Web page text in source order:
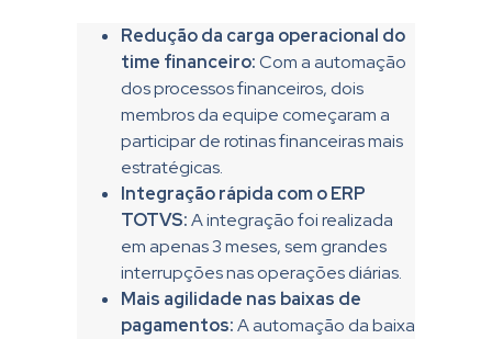
Redução da carga operacional do
time financeiro:Com a automação
dos processos financeiros, dois
membros da equipe começaram a
participar de rotinas financeiras mais
estratégicas.
Integração rápida com o ERP
TOTVS:A integração foi realizada
em apenas 3 meses, sem grandes
interrupções nas operações diárias.
Mais agilidade nas baixas de
pagamentos:A automação da baixa